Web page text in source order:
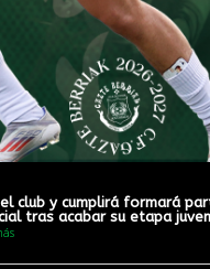
club y cumplirá formará
tras acabar su etapa